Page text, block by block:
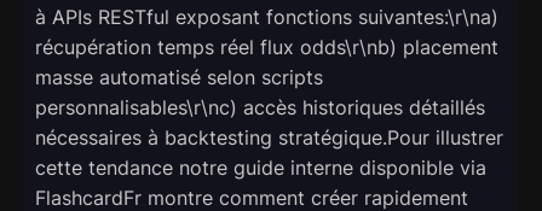
à APIs RESTful exposant fonctions suivantes:\r\na)
récupération temps réel flux odds\r\nb) placement
masse automatisé selon scripts
personnalisables\r\nc) accès historiques détaillés
nécessaires à backtesting stratégique.Pour illustrer
cette tendance notre guide interne disponible via
FlashcardFr montre comment créer rapidement